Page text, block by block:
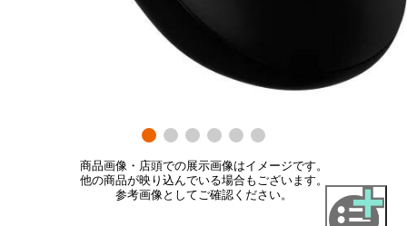
商品画像・店頭での展示画像はイメージです。
他の商品が映り込んでいる場合もございます。
参考画像としてご確認ください。